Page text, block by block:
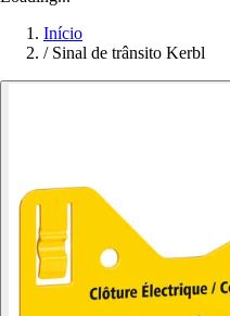
Início
/ Sinal de trânsito Kerbl